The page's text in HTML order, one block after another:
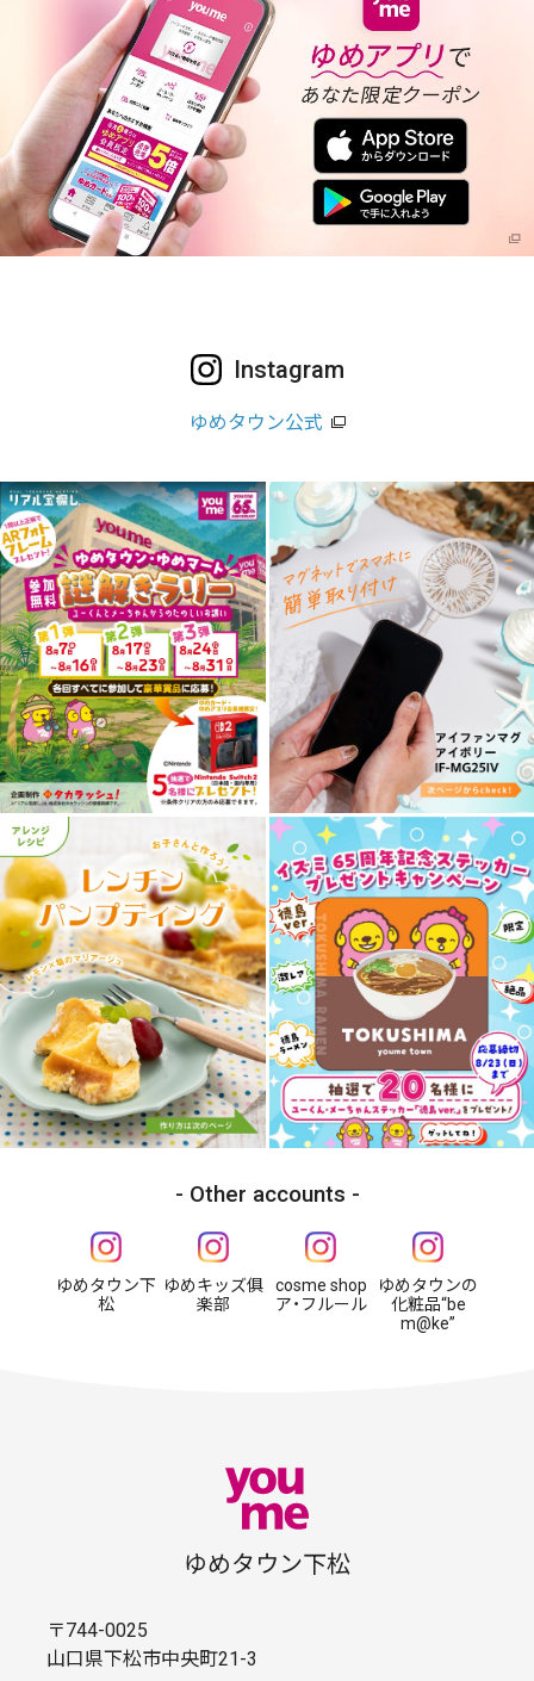
Instagram
ゆめタウン公式
Other accounts
ゆめタウン下
松
ゆめキッズ俱
楽部
cosme shop
ア・フルール
ゆめタウンの
化粧品“be
m@ke”
ゆめタウン下松
〒744-0025
山口県下松市中央町21-3